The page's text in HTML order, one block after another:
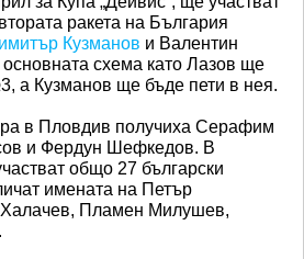
ракета на България
Кузманов и Валентин
схема като Лазов ще
а Кузманов ще бъде пети в нея.
в Пловдив получиха Серафим
и Фердун Шефкедов. В
общо 27 български
имената на Петър
Пламен Милушев,